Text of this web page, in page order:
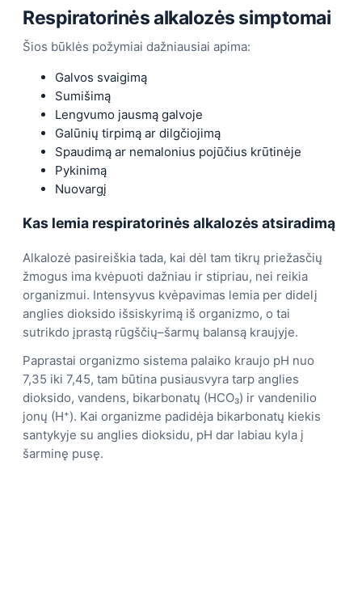
Respiratorinės alkalozės simptomai
Šios būklės požymiai dažniausiai apima:
Galvos svaigimą
Sumišimą
Lengvumo jausmą galvoje
Galūnių tirpimą ar dilgčiojimą
Spaudimą ar nemalonius pojūčius krūtinėje
Pykinimą
Nuovargį
Kas lemia respiratorinės alkalozės atsiradimą
Alkalozė pasireiškia tada, kai dėl tam tikrų priežasčių
žmogus ima kvėpuoti dažniau ir stipriau, nei reikia
organizmui. Intensyvus kvėpavimas lemia per didelį
anglies dioksido išsiskyrimą iš organizmo, o tai
sutrikdo įprastą rūgščių–šarmų balansą kraujyje.
Paprastai organizmo sistema palaiko kraujo pH nuo
7,35 iki 7,45, tam būtina pusiausvyra tarp anglies
dioksido, vandens, bikarbonatų (HCO₃) ir vandenilio
jonų (H⁺). Kai organizme padidėja bikarbonatų kiekis
santykyje su anglies dioksidu, pH dar labiau kyla į
šarminę pusę.